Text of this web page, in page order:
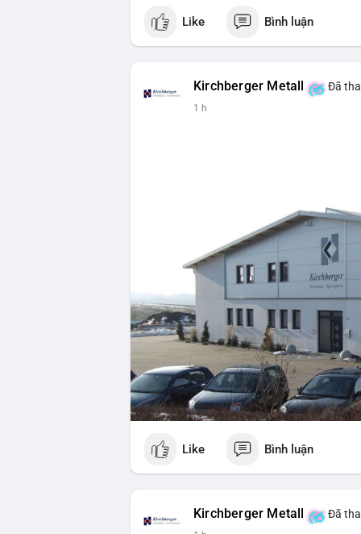
📰 Nguồn: Cointelegraph
Like Bình luận
Kirchberger Metall Đã
1 h
Like Bình luận
Kirchberger Metall Đã